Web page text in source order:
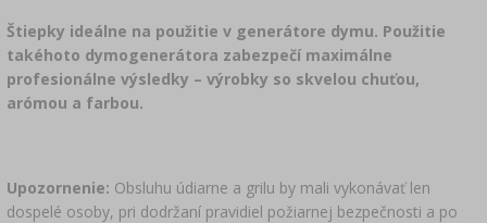
Štiepky ideálne na použitie v generátore dymu. Použitie
takéhoto dymogenerátora zabezpečí maximálne
profesionálne výsledky – výrobky so skvelou chuťou,
arómou a farbou.
Upozornenie: Obsluhu údiarne a grilu by mali vykonávať len
dospelé osoby, pri dodržaní pravidiel požiarnej bezpečnosti a po